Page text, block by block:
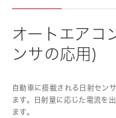
オートエアコ
ンサの応用)
自動車に搭載される日射セン
ます。日射量に応じた電流を
ます。